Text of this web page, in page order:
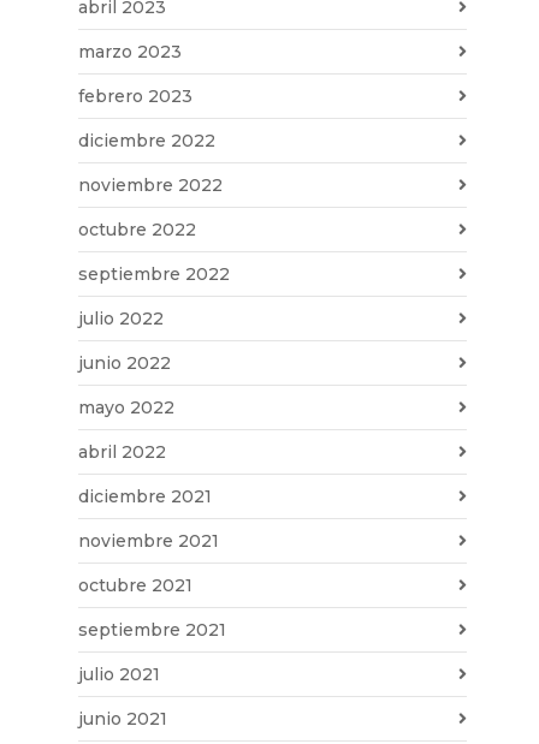
abril 2023
marzo 2023
febrero 2023
diciembre 2022
noviembre 2022
octubre 2022
septiembre 2022
julio 2022
junio 2022
mayo 2022
abril 2022
diciembre 2021
noviembre 2021
octubre 2021
septiembre 2021
julio 2021
junio 2021